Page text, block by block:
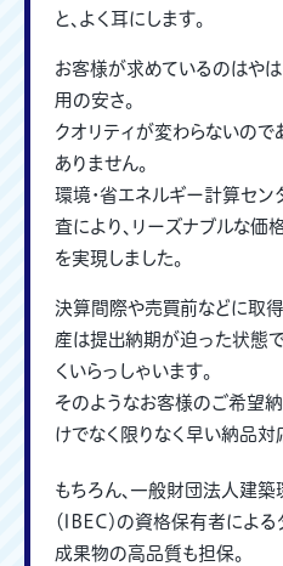
と、よく耳にします。
お客様が求めているのはや
用の安さ。
クオリティが変わらないの
ありません。
環境・省エネルギー計算セン
査により、リーズナブルな
を実現しました。
決算間際や売買前などに取
産は提出納期が迫った状態
くいらっしゃいます。
そのようなお客様のご希望
けでなく限りなく早い納品対
もちろん、一般財団法人建
（IBEC）の資格保有者によ
成果物の高品質も担保。